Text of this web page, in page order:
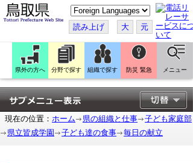
こ
の
ペ
ー
ジ
翻
訳
す
る
読み上げ 大 元
県外の方へ 分野で探す 組織で探す 防災 緊急 メニュー
現在の位置： ホーム 県の組織と仕事
子ども家庭部
県立皆成学園
子ども達の食事 毎日の献立